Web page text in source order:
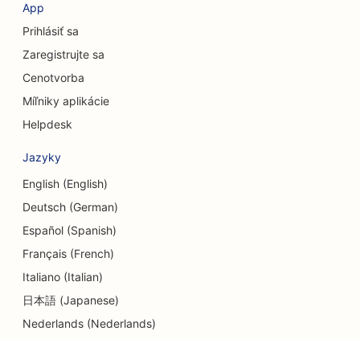
SEO pre úverové družstvá
SEO pre obchody s koláčikmi
SEO pre zmenárenské služby
SEO pre tanečné štúdiá
SEO pre služby dlhového poradenstva
SEO pre Delis
SEO pre služby dermabrázie
App
Prihlásiť sa
Zaregistrujte sa
Cenotvorba
Míľniky aplikácie
Helpdesk
Jazyky
English (English)
Deutsch (German)
Español (Spanish)
Français (French)
Italiano (Italian)
日本語 (Japanese)
Nederlands (Nederlands)